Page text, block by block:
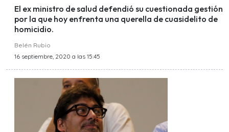
El ex ministro de salud defendió su cuestionada gestión
por la que hoy enfrenta una querella de cuasidelito de
homicidio.
Belén Rubio
16 septiembre, 2020 a las 15:45